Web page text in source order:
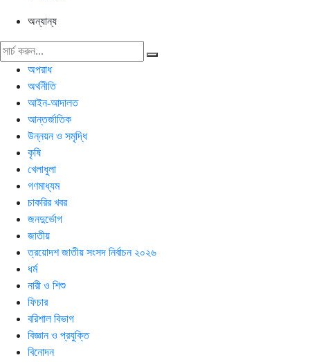
অন্যান্য
অপরাধ
অর্থনীতি
আইন-আদালত
আন্তর্জাতিক
উন্নয়ন ও সমৃদ্ধি
কৃষি
খেলাধুলা
গণমাধ্যম
চাকরির খবর
জনদুর্ভোগ
জাতীয়
ত্রয়োদশ জাতীয় সংসদ নির্বাচন ২০২৬
ধর্ম
নারী ও শিশু
ফিচার
বরিশাল বিভাগ
বিজ্ঞান ও প্রযুক্তি
বিনোদন